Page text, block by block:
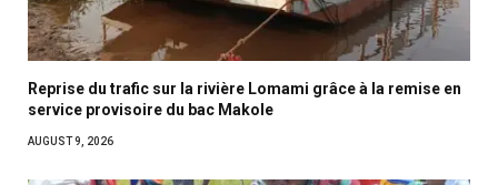
Reprise du trafic sur la rivière Lomami grâce à la remise en
service provisoire du bac Makole
AUGUST 9, 2026